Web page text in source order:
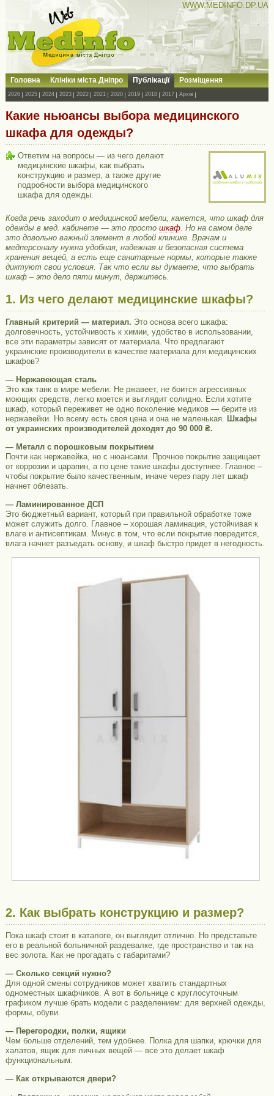
WWW.MEDINFO.DP.UA
Головна Клініки міста Дніпро Публікації Розміщення
2026 2025 2024 2023 2022 2021 2020 2019 2018 2017 Архів
Какие ньюансы выбора медицинского
шкафа для одежды?
Ответим на вопросы — из чего делают
медицинские шкафы, как выбрать
конструкцию и размер, а также другие
подробности выбора медицинского
шкафа для одежды.
Когда речь заходит о медицинской мебели, кажется, что шкаф для
одежды в мед. кабинете — это просто шкаф. Но на самом деле
это довольно важный элемент в любой клинике. Врачам и
медперсоналу нужна удобная, надежная и безопасная система
хранения вещей, а есть еще санитарные нормы, которые также
диктуют свои условия. Так что если вы думаете, что выбрать
шкаф – это дело пяти минут, держитесь.
1. Из чего делают медицинские шкафы?
Главный критерий — материал. Это основа всего шкафа:
долговечность, устойчивость к химии, удобство в использовании,
все эти параметры зависят от материала. Что предлагают
украинские производители в качестве материала для медицинских
шкафов?
— Нержавеющая сталь
Это как танк в мире мебели. Не ржавеет, не боится агрессивных
моющих средств, легко моется и выглядит солидно. Если хотите
шкаф, который переживет не одно поколение медиков — берите из
нержавейки. Но всему есть своя цена и она не маленькая. Шкафы
от украинских производителей доходят до 90 000 ₴.
— Металл с порошковым покрытием
Почти как нержавейка, но с нюансами. Прочное покрытие защищает
от коррозии и царапин, а по цене такие шкафы доступнее. Главное –
чтобы покрытие было качественным, иначе через пару лет шкаф
начнет облезать.
— Ламинированное ДСП
Это бюджетный вариант, который при правильной обработке тоже
может служить долго. Главное – хорошая ламинация, устойчивая к
влаге и антисептикам. Минус в том, что если покрытие повредится,
влага начнет разъедать основу, и шкаф быстро придет в негодность.
2. Как выбрать конструкцию и размер?
Пока шкаф стоит в каталоге, он выглядит отлично. Но представьте
его в реальной больничной раздевалке, где пространство и так на
вес золота. Как не прогадать с габаритами?
— Сколько секций нужно?
Для одной смены сотрудников может хватить стандартных
одноместных шкафчиков. А вот в больнице с круглосуточным
графиком лучше брать модели с разделением: для верхней одежды,
формы, обуви.
— Перегородки, полки, ящики
Чем больше отделений, тем удобнее. Полка для шапки, крючки для
халатов, ящик для личных вещей — все это делает шкаф
функциональным.
— Как открываются двери?